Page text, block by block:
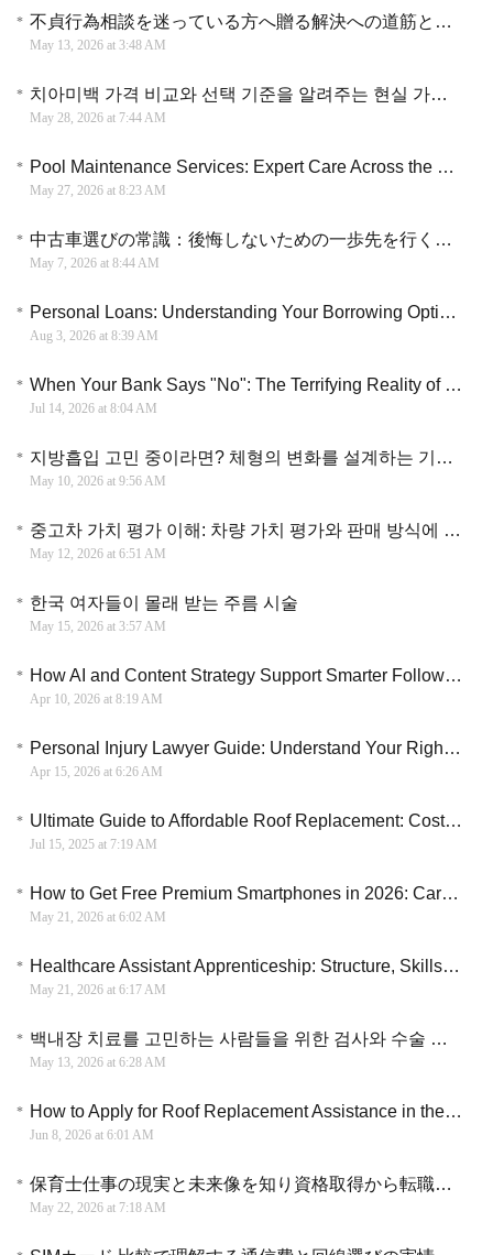
不貞行為相談を迷っている方へ贈る解決への道筋と後悔しないための法的知識
May 13, 2026 at 3:48 AM
치아미백 가격 비교와 선택 기준을 알려주는 현실 가이드
May 28, 2026 at 7:44 AM
Pool Maintenance Services: Expert Care Across the US and Canada for Nearly Free
May 27, 2026 at 8:23 AM
中古車選びの常識：後悔しないための一歩先を行く賢い購入ガイド
May 7, 2026 at 8:44 AM
Personal Loans: Understanding Your Borrowing Options
Aug 3, 2026 at 8:39 AM
When Your Bank Says "No": The Terrifying Reality of Credit Rejection in a Crisis
Jul 14, 2026 at 8:04 AM
지방흡입 고민 중이라면? 체형의 변화를 설계하는 기술과 현실적인 관리법
May 10, 2026 at 9:56 AM
중고차 가치 평가 이해: 차량 가치 평가와 판매 방식에 대한 핵심 정리
May 12, 2026 at 6:51 AM
한국 여자들이 몰래 받는 주름 시술
May 15, 2026 at 3:57 AM
How AI and Content Strategy Support Smarter Follower Engagement and Growth in Digital Marketing
Apr 10, 2026 at 8:19 AM
Personal Injury Lawyer Guide: Understand Your Rights and Compensation Options After an Accident
Apr 15, 2026 at 6:26 AM
Ultimate Guide to Affordable Roof Replacement: Costs, Materials & Expert Tips
Jul 15, 2025 at 7:19 AM
How to Get Free Premium Smartphones in 2026: Carrier Switch Deals vs. 0% APR Financing
May 21, 2026 at 6:02 AM
Healthcare Assistant Apprenticeship: Structure, Skills Development, and Clinical Integration
May 21, 2026 at 6:17 AM
백내장 치료를 고민하는 사람들을 위한 검사와 수술 과정 가이드
May 13, 2026 at 6:28 AM
How to Apply for Roof Replacement Assistance in the U.S.: Step-by-Step Guide for Homeowners
Jun 8, 2026 at 6:01 AM
保育士仕事の現実と未来像を知り資格取得から転職までを円滑に進める具体的な選択肢
May 22, 2026 at 7:18 AM